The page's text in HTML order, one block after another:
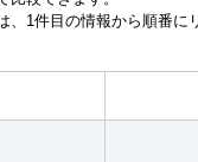
、1件目の情報から順番に